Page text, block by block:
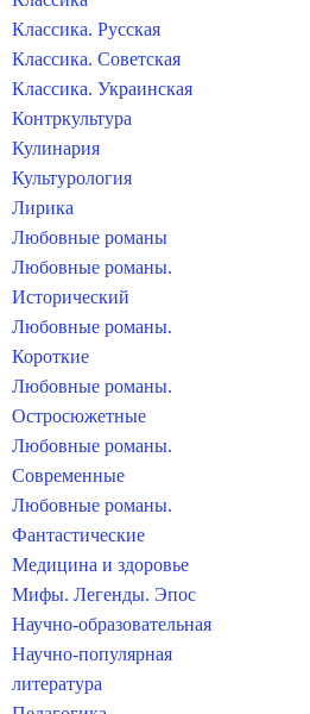
Классика. Русская
Классика. Советская
Классика. Украинская
Контркультура
Кулинария
Культурология
Лирика
Любовные романы
Любовные романы.
Исторический
Любовные романы.
Короткие
Любовные романы.
Остросюжетные
Любовные романы.
Современные
Любовные романы.
Фантастические
Медицина и здоровье
Мифы. Легенды. Эпос
Научно-образовательная
Научно-популярная
литература